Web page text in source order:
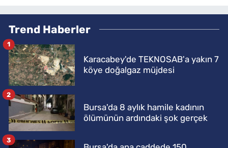
Trend Haberler
Karacabey'de TEKNOSAB'a yakın 7
köye doğalgaz müjdesi
1
Bursa'da 8 aylık hamile kadının
ölümünün ardındaki şok gerçek
2
3